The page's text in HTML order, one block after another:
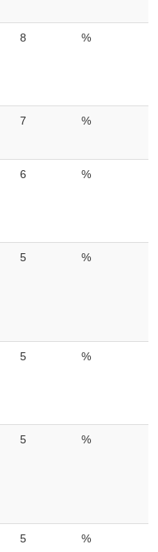
8 %
7 %
6 %
5 %
5 %
5 %
5 %